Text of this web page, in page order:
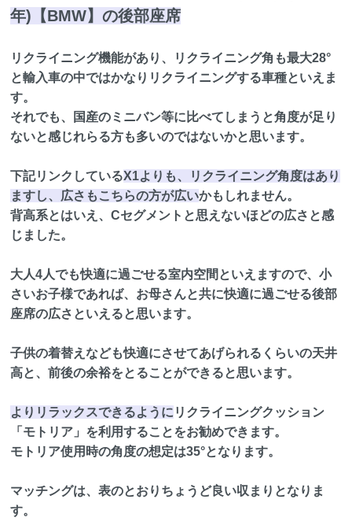
年)【BMW】の後部座席
リクライニング機能があり、リクライニング角も最大28°
と輸入車の中ではかなりリクライニングする車種といえま
す。
それでも、国産のミニバン等に比べてしまうと角度が足り
ないと感じれらる方も多いのではないかと思います。
下記リンクしているX1よりも、リクライニング角度はあり
ますし、広さもこちらの方が広いかもしれません。
背高系とはいえ、Cセグメントと思えないほどの広さと感
じました。
大人4人でも快適に過ごせる室内空間といえますので、小
さいお子様であれば、お母さんと共に快適に過ごせる後部
座席の広さといえると思います。
子供の着替えなども快適にさせてあげられるくらいの天井
高と、前後の余裕をとることができると思います。
よりリラックスできるように リクライニングクッション
「モトリア」を利用することをお勧めできます。
モトリア使用時の角度の想定は35°となります。
マッチングは、表のとおりちょうど良い収まりとなりま
す。